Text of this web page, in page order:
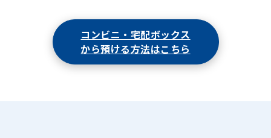
コンビニ・宅配ボックス
から預ける方法はこちら